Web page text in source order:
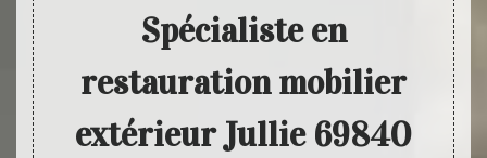
Spécialiste en
restauration mobilier
extérieur Jullie 69840